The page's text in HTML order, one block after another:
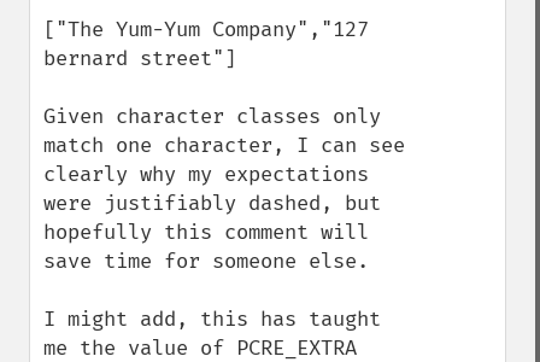
["The Yum-Yum Company","127
bernard street"]
Given character classes only
match one character, I can see
clearly why my expectations
were justifiably dashed, but
hopefully this comment will
save time for someone else.
I might add, this has taught
me the value of PCRE_EXTRA